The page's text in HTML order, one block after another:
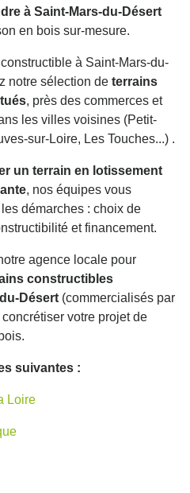
à Saint-Mars-du-Désert
en bois sur-mesure.
à Saint-Mars-du-
notre sélection de terrains
, près des commerces et
les villes voisines (Petit-
sur-Loire, Les Touches...) .
un terrain en lotissement
, nos équipes vous
démarches : choix de
et financement.
agence locale pour
constructibles
Désert (commercialisés par
votre projet de
suivantes :
Loire